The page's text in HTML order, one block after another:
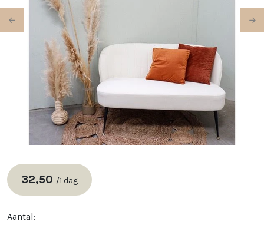
32,50 /1 dag
Aantal:
Previous